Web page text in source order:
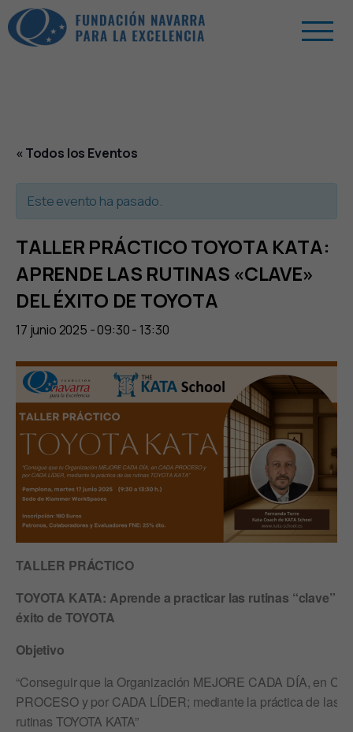
« Todos los Eventos
Este evento ha pasado.
TALLER PRÁCTICO TOYOTA KATA:
APRENDE LAS RUTINAS «CLAVE»
DEL ÉXITO DE TOYOTA
17 junio 2025 - 09:30- 13:30
TALLER PRÁCTICO
TOYOTA KATA: Aprende a practicar las rutinas “clave”
éxito de TOYOTA
Objetivo
“Conseguir que la Organización MEJORE CADA DÍA, en
PROCESO y por CADA LÍDER; mediante la práctica de las
rutinas TOYOTA KATA”